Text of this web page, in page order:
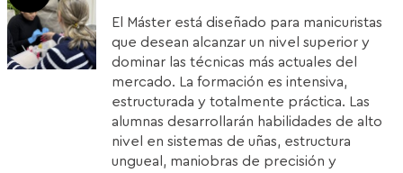
was:
1.850,00€.
is:
1.399,00€.
El Máster está diseñado para manicuristas
que desean alcanzar un nivel superior y
dominar las técnicas más actuales del
mercado. La formación es intensiva,
estructurada y totalmente práctica. Las
alumnas desarrollarán habilidades de alto
nivel en sistemas de uñas, estructura
ungueal, maniobras de precisión y